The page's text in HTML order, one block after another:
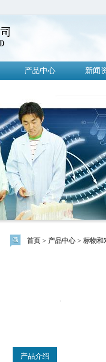
产品中心 新闻
首页 > 产品中心> 标物和
产品介绍